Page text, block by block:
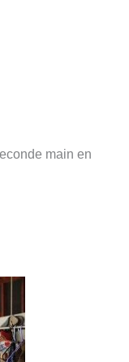
main en